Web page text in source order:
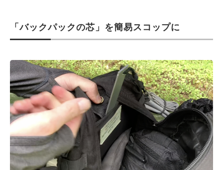
「バックパックの芯」を簡易スコップに